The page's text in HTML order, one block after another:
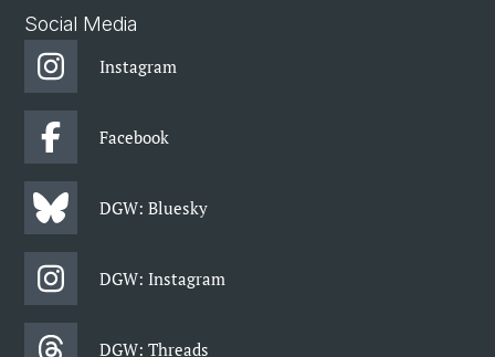
Social Media
Instagram
Facebook
DGW: Bluesky
DGW: Instagram
DGW: Threads